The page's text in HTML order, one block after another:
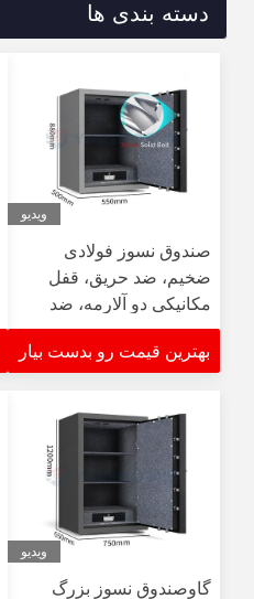
دسته بندی ها
ویدیو
صندوق نسوز فولادی
ضخیم، ضد حریق، قفل
مکانیکی دو آلارمه، ضد
حریق به مدت ۲ ساعت
بهترین قیمت رو بدست بیار
ویدیو
گاوصندوق نسوز بزرگ